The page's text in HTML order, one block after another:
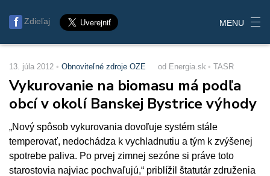
Zdieľaj MENU
13. júla 2012 Obnoviteľné zdroje OZE od Energia.sk TASR
Vykurovanie na biomasu má podľa
obcí v okolí Banskej Bystrice výhody
„Nový spôsob vykurovania dovoľuje systém stále
temperovať, nedochádza k vychladnutiu a tým k zvýšenej
spotrebe paliva. Po prvej zimnej sezóne si práve toto
starostovia najviac pochvaľujú,“ priblížil štatutár združenia